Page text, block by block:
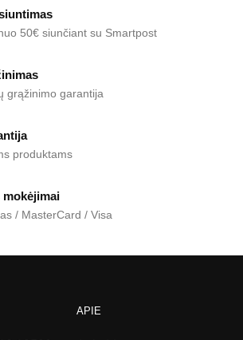
50€ siunčiant su Smartpost
grąžinimo garantija
produktams
mokėjimai
/ MasterCard / Visa
APIE